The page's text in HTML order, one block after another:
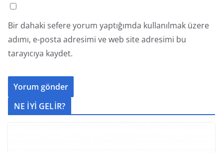
Bir dahaki sefere yorum yaptığımda kullanılmak üzere
adımı, e-posta adresimi ve web site adresimi bu
tarayıcıya kaydet.
NE İYİ GELİR?